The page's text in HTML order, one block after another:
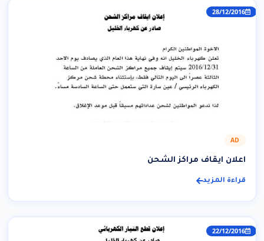
28/12/2016
AD
اعلان ايقاف مراكز الشحن
قراءة المزيد
22/12/2016